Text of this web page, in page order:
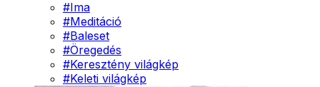
#Ima
#Meditáció
#Baleset
#Öregedés
#Keresztény világkép
#Keleti világkép